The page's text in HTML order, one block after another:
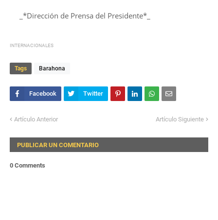
_*Dirección de Prensa del Presidente*_
INTERNACIONALES
Tags Barahona
Artículo Anterior Artículo Siguiente
PUBLICAR UN COMENTARIO
0 Comments